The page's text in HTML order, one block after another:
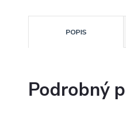
POPIS
Podrobný